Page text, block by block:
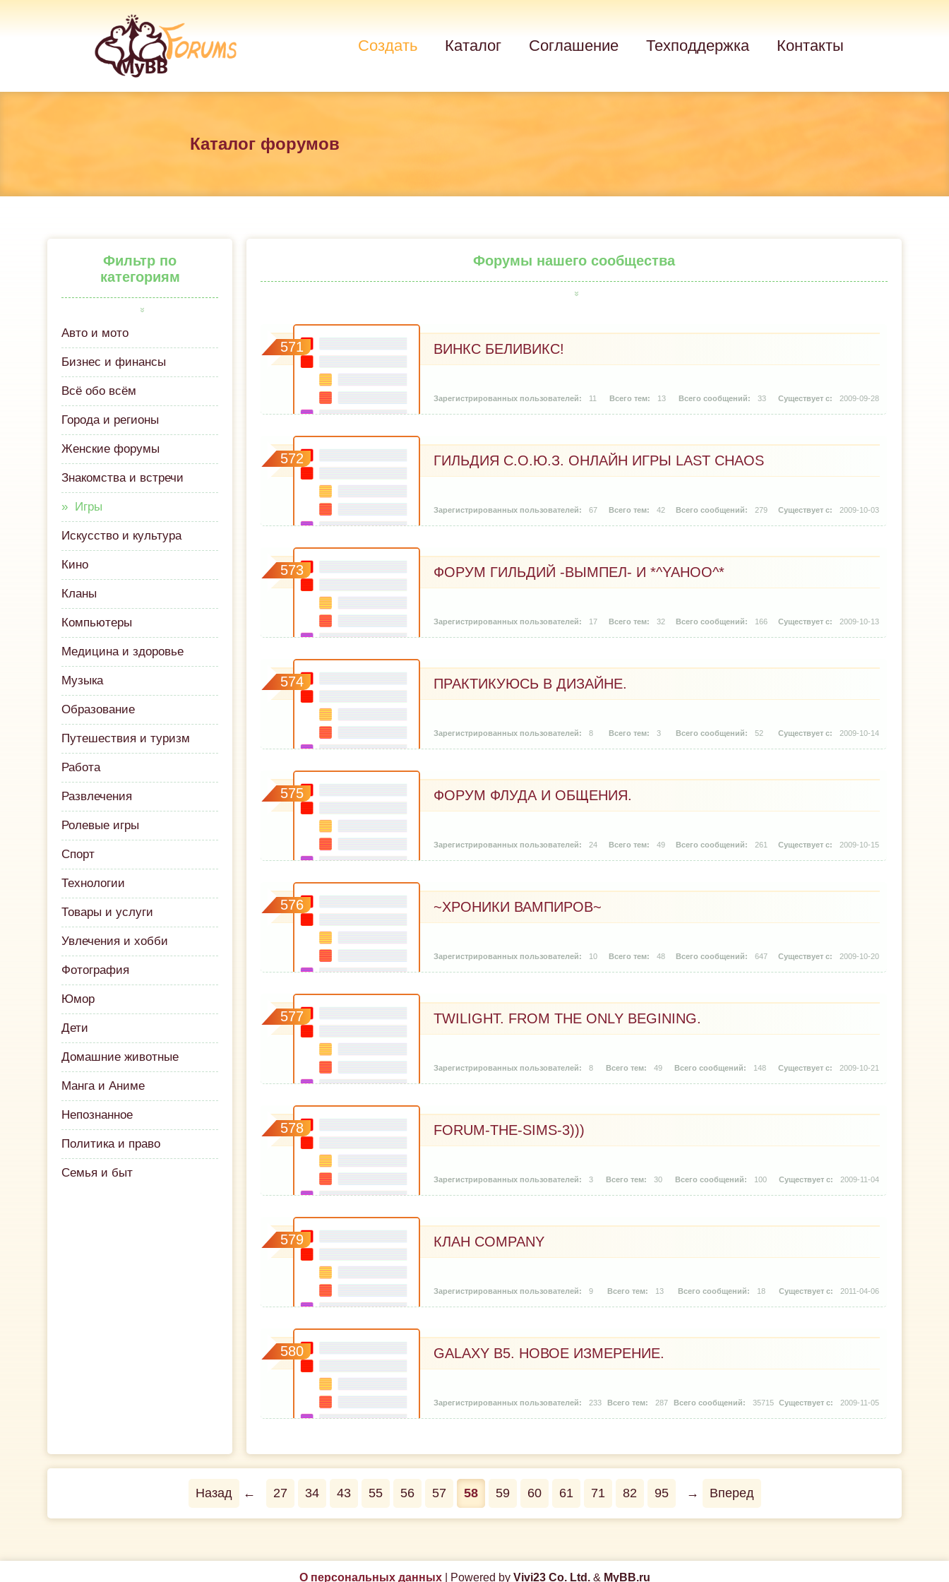
Создать Каталог Соглашение Техподдержка Контакты
Каталог форумов
Фильтр по
категориям
Авто и мото
Бизнес и финансы
Всё обо всём
Города и регионы
Женские форумы
Знакомства и встречи
Игры
Искусство и культура
Кино
Кланы
Компьютеры
Медицина и здоровье
Музыка
Образование
Путешествия и туризм
Работа
Развлечения
Ролевые игры
Спорт
Технологии
Товары и услуги
Увлечения и хобби
Фотография
Юмор
Дети
Домашние животные
Манга и Аниме
Непознанное
Политика и право
Семья и быт
Форумы нашего сообщества
571 ВИНКС БЕЛИВИКС!
11 13 33 2009-09-28
572 ГИЛЬДИЯ С.О.Ю.З. ОНЛАЙН ИГРЫ LAST CHAOS
67 42 279 2009-10-03
573 ФОРУМ ГИЛЬДИЙ -ВЫМПЕЛ- И *^YAHOO^*
17 32 166 2009-10-13
574 ПРАКТИКУЮСЬ В ДИЗАЙНЕ.
8 3 52 2009-10-14
575 ФОРУМ ФЛУДА И ОБЩЕНИЯ.
24 49 261 2009-10-15
576 ~ХРОНИКИ ВАМПИРОВ~
10 48 647 2009-10-20
577 TWILIGHT. FROM THE ONLY BEGINING.
8 49 148 2009-10-21
578 FORUM-THE-SIMS-3)))
3 30 100 2009-11-04
579 КЛАН COMPANY
9 13 18 2011-04-06
580 GALAXY B5. НОВОЕ ИЗМЕРЕНИЕ.
233 287 35715 2009-11-05
Назад ← 27 34 43 55 56 57 58 59 60 61 71 82 95 → Вперед
О персональных данных| Powered by Vivi23 Co. Ltd.& MyBB.ru